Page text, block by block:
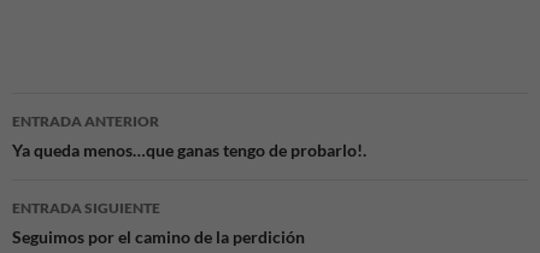
Navegación
de
entradas
ENTRADA ANTERIOR
Ya queda menos…que ganas tengo de probarlo!.
ENTRADA SIGUIENTE
Seguimos por el camino de la perdición